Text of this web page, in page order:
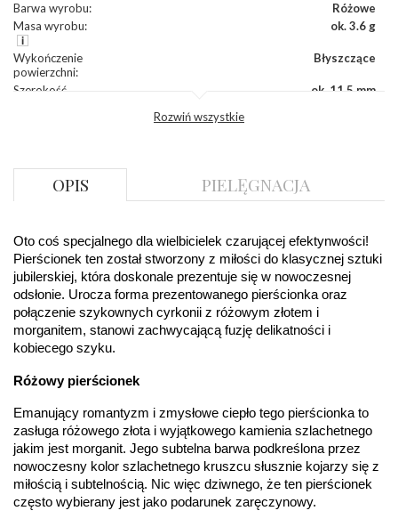
Barwa wyrobu:
Różowe
Masa wyrobu: ok. 3.6 g
Wykończenie
powierzchni:
Błyszczące
Szerokość
ok. 11,5 mm
dół:
Szerokość szyny
bok
KAMIENIE
Rodzaje
kamieni:
Cyrkonia White,Morganit
Liczba kamieni: Cyrkonia White - 10 szt.,Morganit - 1 szt.
Szlif kamieni
Fasetowy okrągły,Fasetowy owalny
Masa kamieni
(łącznie):
ok. 0.8 ct.,ok. 0.65 ct.
INNE PARAMETRY
odpowiedzialny:
Suchan, ul. Kurczaba 3, 30-868 Kraków; NIP:
679-25-92-107; sklep@wec.com.pl
Bezpieczeństwo
- rodzaj
ostrzeżenia
Nie nadaje się dla dzieci w wieku poniżej 3 lat
, Elementy w wyrobie wykonane z białego złota
zawierają nikiel
Rozwiń wszystkie
OPIS PIELĘGNACJA
Oto coś specjalnego dla wielbicielek czarującej efektynwości!
Pierścionek ten został stworzony z miłości do klasycznej sztuki
jubilerskiej, która doskonale prezentuje się w nowoczesnej
odsłonie. Urocza forma prezentowanego pierścionka oraz
połączenie szykownych cyrkonii z różowym złotem i
morganitem, stanowi zachwycającą fuzję delikatności i
kobiecego szyku.
Różowy pierścionek
Emanujący romantyzm i zmysłowe ciepło tego pierścionka to
zasługa różowego złota i wyjątkowego kamienia szlachetnego
jakim jest morganit. Jego subtelna barwa podkreślona przez
nowoczesny kolor szlachetnego kruszcu słusznie kojarzy się z
miłością i subtelnością. Nic więc dziwnego, że ten pierścionek
często wybierany jest jako podarunek zaręczynowy.